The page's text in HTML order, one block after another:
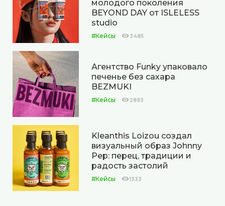
молодого поколения
BEYOND DAY от ISLELESS
studio
#Кейсы 3485
Агентство Funky упаковало
печенье без сахара
BEZMUKI
#Кейсы 2893
Kleanthis Loizou создал
визуальный образ Johnny
Pep: перец, традиции и
радость застолий
#Кейсы 1333